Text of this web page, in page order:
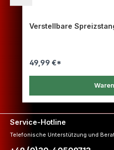
Verstellbare
49,99 €*
Service-Hotline
Telefonische Unterstützung und